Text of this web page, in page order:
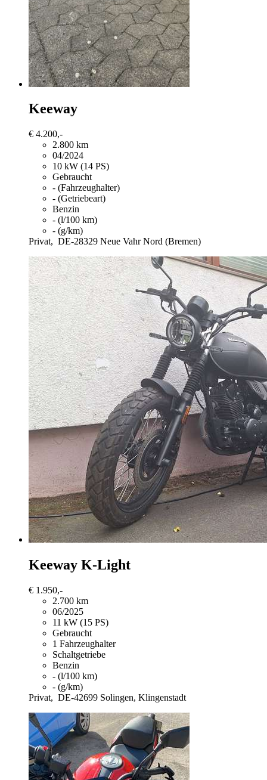
Keeway
€ 4.200,-
2.800 km
04/2024
10 kW (14 PS)
Gebraucht
- (Fahrzeughalter)
- (Getriebeart)
Benzin
- (l/100 km)
- (g/km)
Privat, DE-28329 Neue Vahr Nord (Bremen)
Keeway K-Light
€ 1.950,-
2.700 km
06/2025
11 kW (15 PS)
Gebraucht
1 Fahrzeughalter
Schaltgetriebe
Benzin
- (l/100 km)
- (g/km)
Privat, DE-42699 Solingen, Klingenstadt